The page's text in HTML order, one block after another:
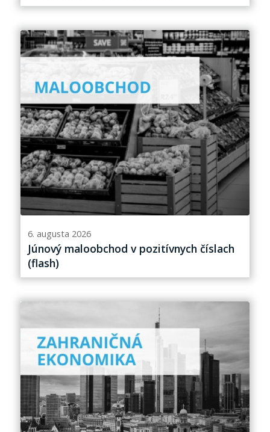
6. augusta 2026
Júnový maloobchod v pozitívnych číslach
(flash)